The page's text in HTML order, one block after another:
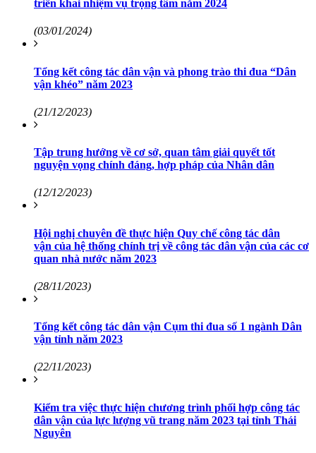
triển khai nhiệm vụ trọng tâm năm 2024
(03/01/2024)
Tổng kết công tác dân vận và phong trào thi đua “Dân
vận khéo” năm 2023
(21/12/2023)
Tập trung hướng về cơ sở, quan tâm giải quyết tốt
nguyện vọng chính đáng, hợp pháp của Nhân dân
(12/12/2023)
Hội nghị chuyên đề thực hiện Quy chế công tác dân
vận của hệ thống chính trị về công tác dân vận của các cơ
quan nhà nước năm 2023
(28/11/2023)
Tổng kết công tác dân vận Cụm thi đua số 1 ngành Dân
vận tỉnh năm 2023
(22/11/2023)
Kiểm tra việc thực hiện chương trình phối hợp công tác
dân vận của lực lượng vũ trang năm 2023 tại tỉnh Thái
Nguyên